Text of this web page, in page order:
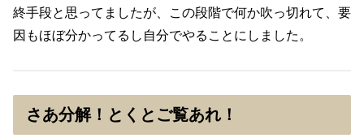
終手段と思ってましたが、この段階で何か吹っ切れて、要
因もほぼ分かってるし自分でやることにしました。
さあ分解！とくとご覧あれ！